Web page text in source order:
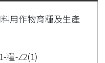
用作物育種及生產
糧-Z2(1)